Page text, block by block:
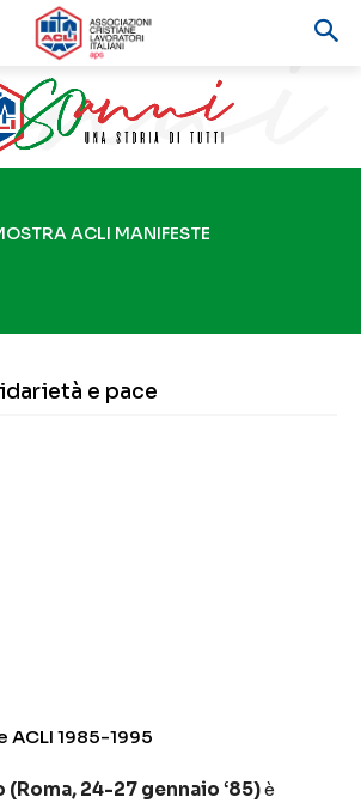
ACLI MANIFESTE
e pace
ACLI 1985-1995
(Roma, 24-27 gennaio ‘85)è